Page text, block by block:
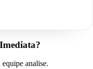
analise.